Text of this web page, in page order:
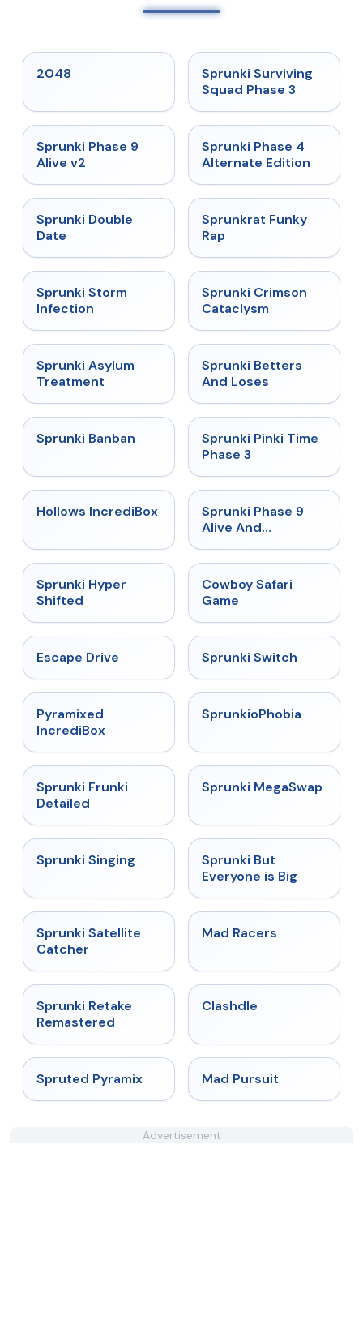
2048 ★ 4.7
Sprunki Surviving
Squad Phase 3
★
Sprunki Phase 9
Alive v2
★
Sprunki Phase 4
Alternate Edition
★
Sprunki Double
Date
★ 4.7
Sprunkrat Funky
Rap
★
Sprunki Storm
Infection
★ 4.7
Sprunki Crimson
Cataclysm
★
Sprunki Asylum
Treatment
★
Sprunki Betters
And Loses
★
Sprunki Banban ★ 4.9
Sprunki Pinki Time
Phase 3
★ 4.3
Hollows IncrediBox ★
Sprunki Phase 9
Alive And
Sprunki Hyper
Shifted
Cowboy Safari
Game
Escape Drive ★
Sprunki Switch
Pyramixed
IncrediBox
★
SprunkioPhobia
★
Sprunki Frunki
Detailed
★ 4.5
Sprunki MegaSwap
★
Sprunki Singing
Sprunki But
Everyone is Big
★ 4.4
Sprunki Satellite
Catcher
Mad Racers
Sprunki Retake
Remastered
Clashdle
★ 4.9
Spruted Pyramix Mad Pursuit
Advertisement